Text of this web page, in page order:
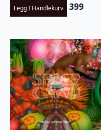
Legg I Handlekurv 399